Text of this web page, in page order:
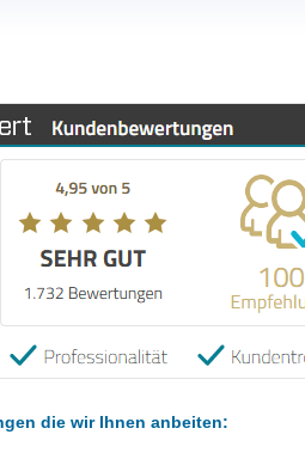
die wir Ihnen anbeiten: